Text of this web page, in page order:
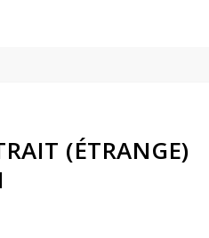
(ÉTRANGE)